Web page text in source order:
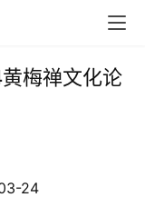
梅禅文化论
24